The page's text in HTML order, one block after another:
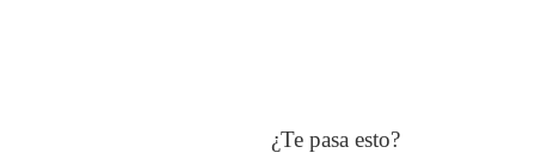
¿Te pasa esto?